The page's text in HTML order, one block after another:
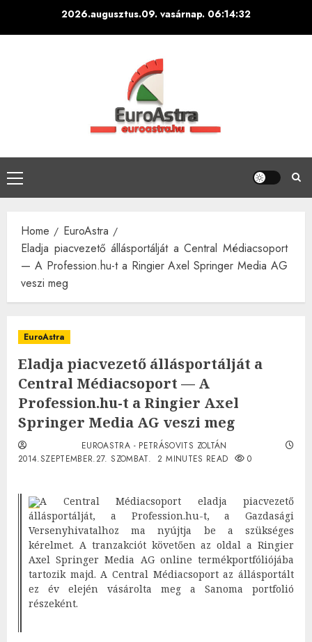
2026.augusztus.09. vasárnap. 06:14:33
Primary
Menu
Home
EuroAstra
Eladja piacvezető állásportálját a Central Médiacsoport
— A Profession.hu-t a Ringier Axel Springer Media AG
veszi meg
EuroAstra
Eladja piacvezető állásportálját a
Central Médiacsoport — A
Profession.hu-t a Ringier Axel
Springer Media AG veszi meg
EUROASTRA - PETRÁSOVITS ZOLTÁN
2014.SZEPTEMBER.27. SZOMBAT. 2 MINUTES READ 0
A Central Médiacsoport eladja
piacvezető
állásportálját, a Profession.hu-t, a Gazdasági
Versenyhivatalhoz ma nyújtja be a szükséges
kérelmet. A tranzakciót követően az oldal a Ringier
Axel Springer Media AG online termékportfóliójába
tartozik majd. A Central Médiacsoport az állásportált
ez év elején vásárolta meg a Sanoma portfolió
részeként.